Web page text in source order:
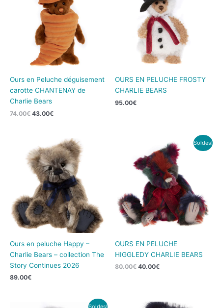
Ours en Peluche déguisement
carotte CHANTENAY de
Charlie Bears
74.00€
74.00€.
43.00€
43.00€.
OURS EN PELUCHE FROSTY
CHARLIE BEARS
95.00€
Ours en peluche Happy –
Charlie Bears – collection The
Story Continues 2026
89.00€
Soldes!
OURS EN PELUCHE
HIGGLEDY CHARLIE BEARS
80.00€
initial
était :
80.00€.
40.00€
prix
actuel
est :
40.00€.
Soldes!